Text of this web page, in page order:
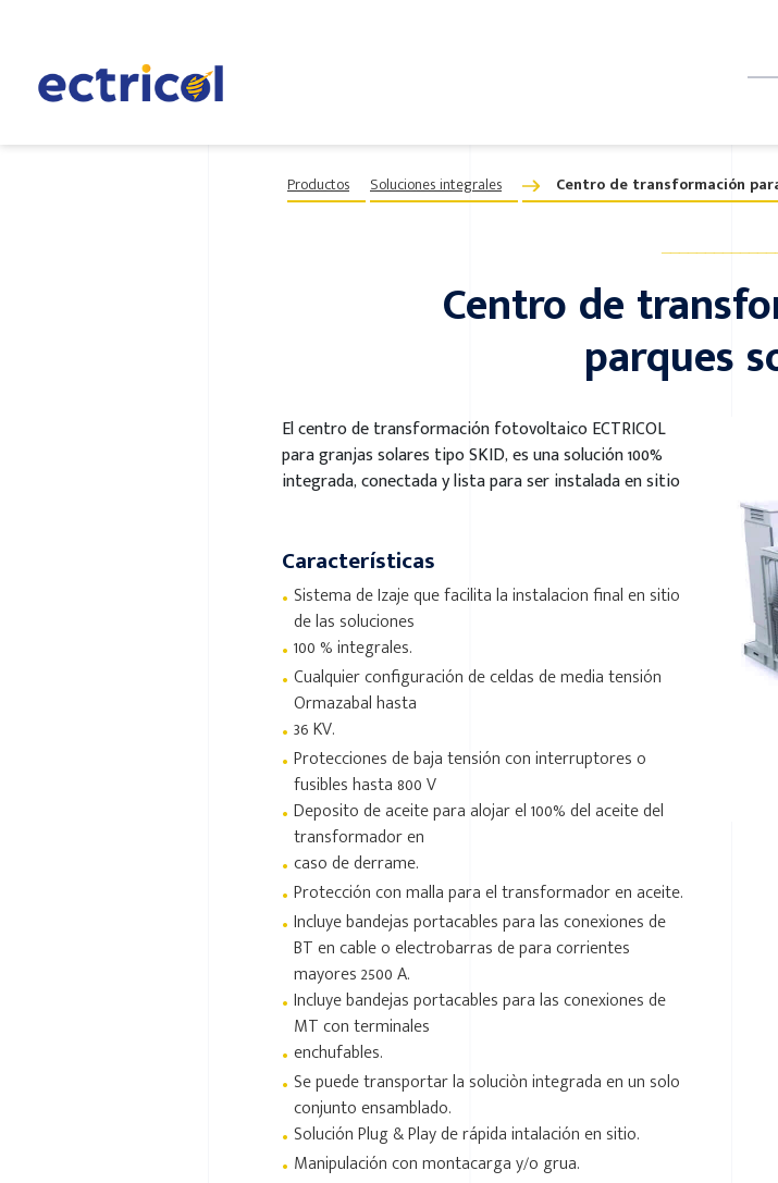
Productos Soluciones integrales Centro de transformación
Centro de
parques
El centro de transformación fotovoltaico ECTRICOL
para granjas solares tipo SKID, es una solución 100%
integrada, conectada y lista para ser instalada en sitio
Características
• Sistema de Izaje que facilita la instalacion final en sitio
de las soluciones
• 100 % integrales.
• Cualquier configuración de celdas de media tensión
Ormazabal hasta
• 36 KV.
• Protecciones de baja tensión con interruptores o
fusibles hasta 800 V
• Deposito de aceite para alojar el 100% del aceite del
transformador en
• caso de derrame.
• Protección con malla para el transformador en aceite.
• Incluye bandejas portacables para las conexiones de
BT en cable o electrobarras de para corrientes
mayores 2500 A.
• Incluye bandejas portacables para las conexiones de
MT con terminales
• enchufables.
• Se puede transportar la soluciòn integrada en un solo
conjunto ensamblado.
• Solución Plug & Play de rápida intalación en sitio.
• Manipulación con montacarga y/o grua.